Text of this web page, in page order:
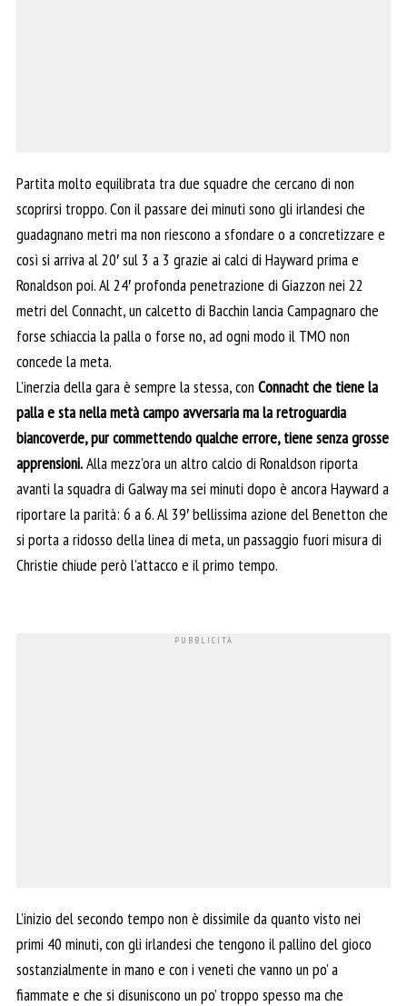
Partita molto equilibrata tra due squadre che cercano di non
scoprirsi troppo. Con il passare dei minuti sono gli irlandesi che
guadagnano metri ma non riescono a sfondare o a concretizzare e
così si arriva al 20′ sul 3 a 3 grazie ai calci di Hayward prima e
Ronaldson poi. Al 24′ profonda penetrazione di Giazzon nei 22
metri del Connacht, un calcetto di Bacchin lancia Campagnaro che
forse schiaccia la palla o forse no, ad ogni modo il TMO non
concede la meta.
L’inerzia della gara è sempre la stessa, con Connacht che tiene la
palla e sta nella metà campo avversaria ma la retroguardia
biancoverde, pur commettendo qualche errore, tiene senza grosse
apprensioni.Alla mezz’ora un altro calcio di Ronaldson riporta
avanti la squadra di Galway ma sei minuti dopo è ancora Hayward a
riportare la parità: 6 a 6. Al 39′ bellissima azione del Benetton che
si porta a ridosso della linea di meta, un passaggio fuori misura di
Christie chiude però l’attacco e il primo tempo.
L’inizio del secondo tempo non è dissimile da quanto visto nei
primi 40 minuti, con gli irlandesi che tengono il pallino del gioco
sostanzialmente in mano e con i veneti che vanno un po’ a
fiammate e che si disuniscono un po’ troppo spesso ma che